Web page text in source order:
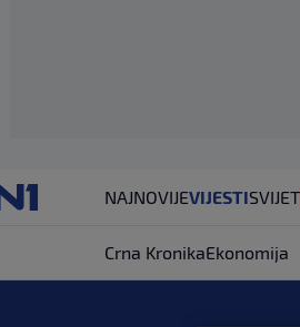
NAJNOVIJEVIJESTISVIJET
Crna KronikaEkonomija